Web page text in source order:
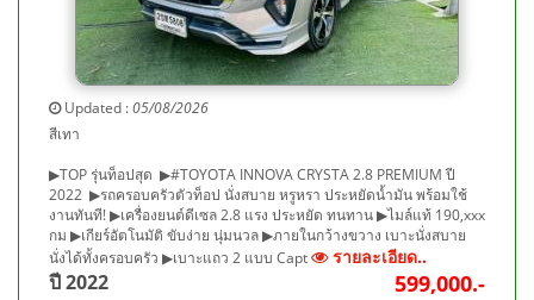
Updated :05/08/2026
สีเทา
▶TOP รุ่นท็อปสุด ▶#TOYOTA INNOVA CRYSTA 2.8 PREMIUM ปี
2022 ▶รถครอบครัวตัวท็อป นั่งสบาย หรูหรา ประหยัดน้ำมัน พร้อมใช้
งานทันที! ▶เครื่องยนต์ดีเซล 2.8 แรง ประหยัด ทนทาน ▶ไมล์แท้ 190,xxx
กม ▶เกียร์อัตโนมัติ ขับง่าย นุ่มนวล ▶ภายในกว้างขวาง เบาะนั่งสบาย
นั่งได้ทั้งครอบครัว ▶เบาะแถว 2 แบบ Capt
รายละเอียด..
ปี 2022 599,000.-